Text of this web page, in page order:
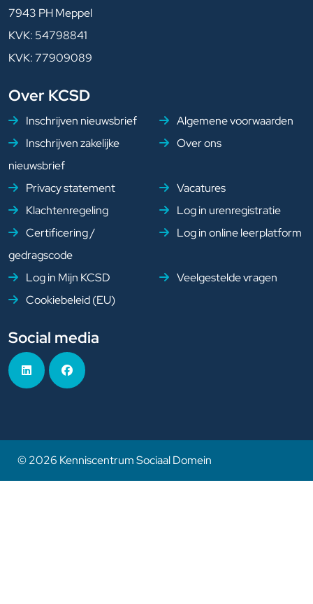
7943 PH Meppel
KVK: 54798841
KVK: 77909089
Over KCSD
Inschrijven nieuwsbrief
Algemene voorwaarden
Inschrijven zakelijke
nieuwsbrief
Over ons
Privacy statement
Vacatures
Klachtenregeling
Log in urenregistratie
Certificering /
gedragscode
Log in online leerplatform
Log in Mijn KCSD
Veelgestelde vragen
Cookiebeleid (EU)
Social media
© 2026 Kenniscentrum Sociaal Domein